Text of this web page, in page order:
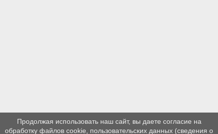
Продолжая использовать наш сайт, вы даете согласие на
обработку файлов cookie, пользовательских данных (сведения о